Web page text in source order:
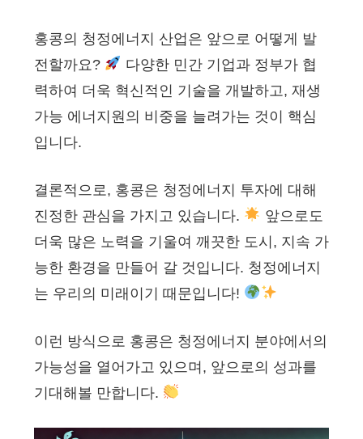
홍콩의 청정에너지 산업은 앞으로 어떻게 발
전할까요?
다양한 민간 기업과 정부가 협
력하여 더욱 혁신적인 기술을 개발하고, 재생
가능 에너지원의 비중을 늘려가는 것이 핵심
입니다.
결론적으로, 홍콩은 청정에너지 투자에 대해
진정한 관심을 가지고 있습니다.
앞으로도
더욱 많은 노력을 기울여 깨끗한 도시, 지속 가
능한 환경을 만들어 갈 것입니다. 청정에너지
는 우리의 미래이기 때문입니다!
이런 방식으로 홍콩은 청정에너지 분야에서의
가능성을 열어가고 있으며, 앞으로의 성과를
기대해볼 만합니다.